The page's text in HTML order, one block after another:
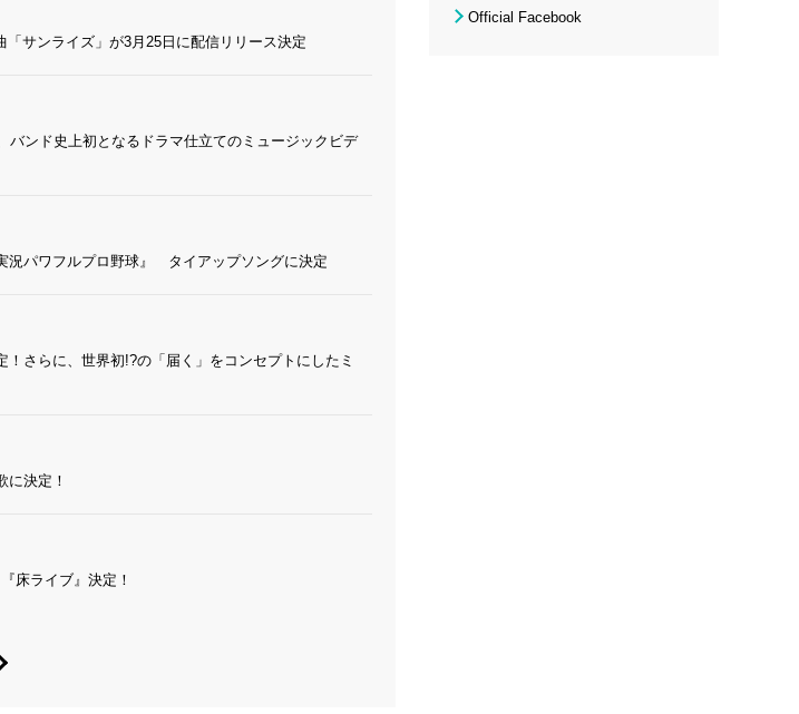
サンライズ」が3月25日に配信リリース決定
ンド史上初となるドラマ仕立てのミュージックビデ
況パワフルプロ野球』 タイアップソングに決定
さらに、世界初!?の「届く」をコンセプトにしたミ
に決定！
床ライブ』決定！
Official Facebook